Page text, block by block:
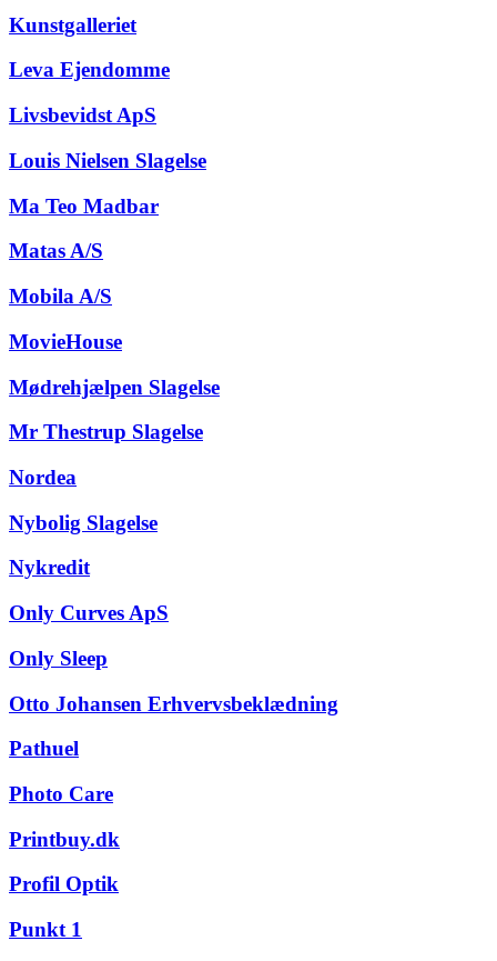
Kunstgalleriet
Leva Ejendomme
Livsbevidst ApS
Louis Nielsen Slagelse
Ma Teo Madbar
Matas A/S
Mobila A/S
MovieHouse
Mødrehjælpen Slagelse
Mr Thestrup Slagelse
Nordea
Nybolig Slagelse
Nykredit
Only Curves ApS
Only Sleep
Otto Johansen Erhvervsbeklædning
Pathuel
Photo Care
Printbuy.dk
Profil Optik
Punkt 1